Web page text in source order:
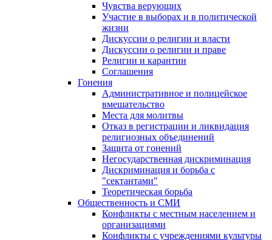
Чувства верующих
Участие в выборах и в политической
жизни
Дискуссии о религии и власти
Дискуссии о религии и праве
Религии и карантин
Соглашения
Гонения
Административное и полицейское
вмешательство
Места для молитвы
Отказ в регистрации и ликвидация
религиозных объединений
Защита от гонений
Негосударственная дискриминация
Дискриминация и борьба с
"сектантами"
Теоретическая борьба
Общественность и СМИ
Конфликты с местным населением и
организациями
Конфликты с учреждениями культуры